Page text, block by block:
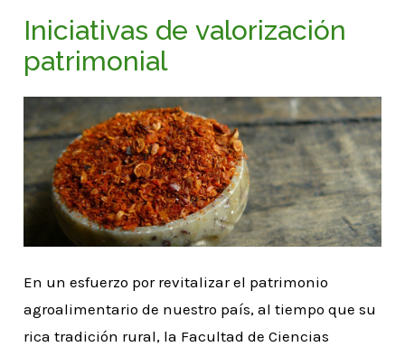
Iniciativas de valorización
patrimonial
En un esfuerzo por revitalizar el patrimonio
agroalimentario de nuestro país, al tiempo que su
rica tradición rural, la Facultad de Ciencias